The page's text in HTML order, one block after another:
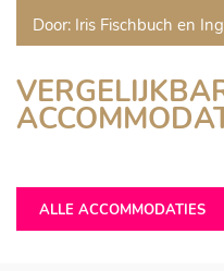
Door: Iris Fischbuch en
JAVRI LODGE
Fins Lapland
BEANA LAPONIA
ALLE ACCOMMODATIES